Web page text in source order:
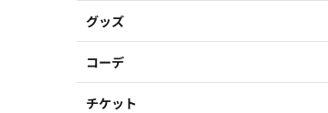
グッズ
コーデ
チケット